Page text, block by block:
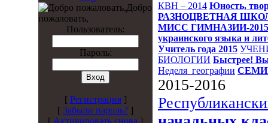
Добро
пожаловать,
Пользователь:
Пароль:
[ Регистрация]
[ Забыли пароль? ]
КВН – 2014 Юность,
РАЗНОЦВЕТНАЯ
МИСС ГИМНАЗИИ-2015
украинского языка и
Учитель года 2015
БИОЛОГИИ Быстрее!
Неделя_географии
2015-2016